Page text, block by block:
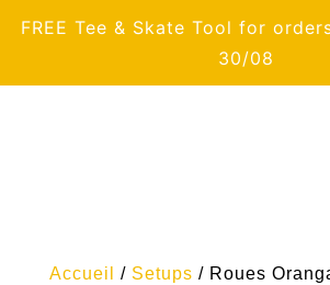
FREE Tee & Skate Tool for
30/08
Accueil / Setups / Roues